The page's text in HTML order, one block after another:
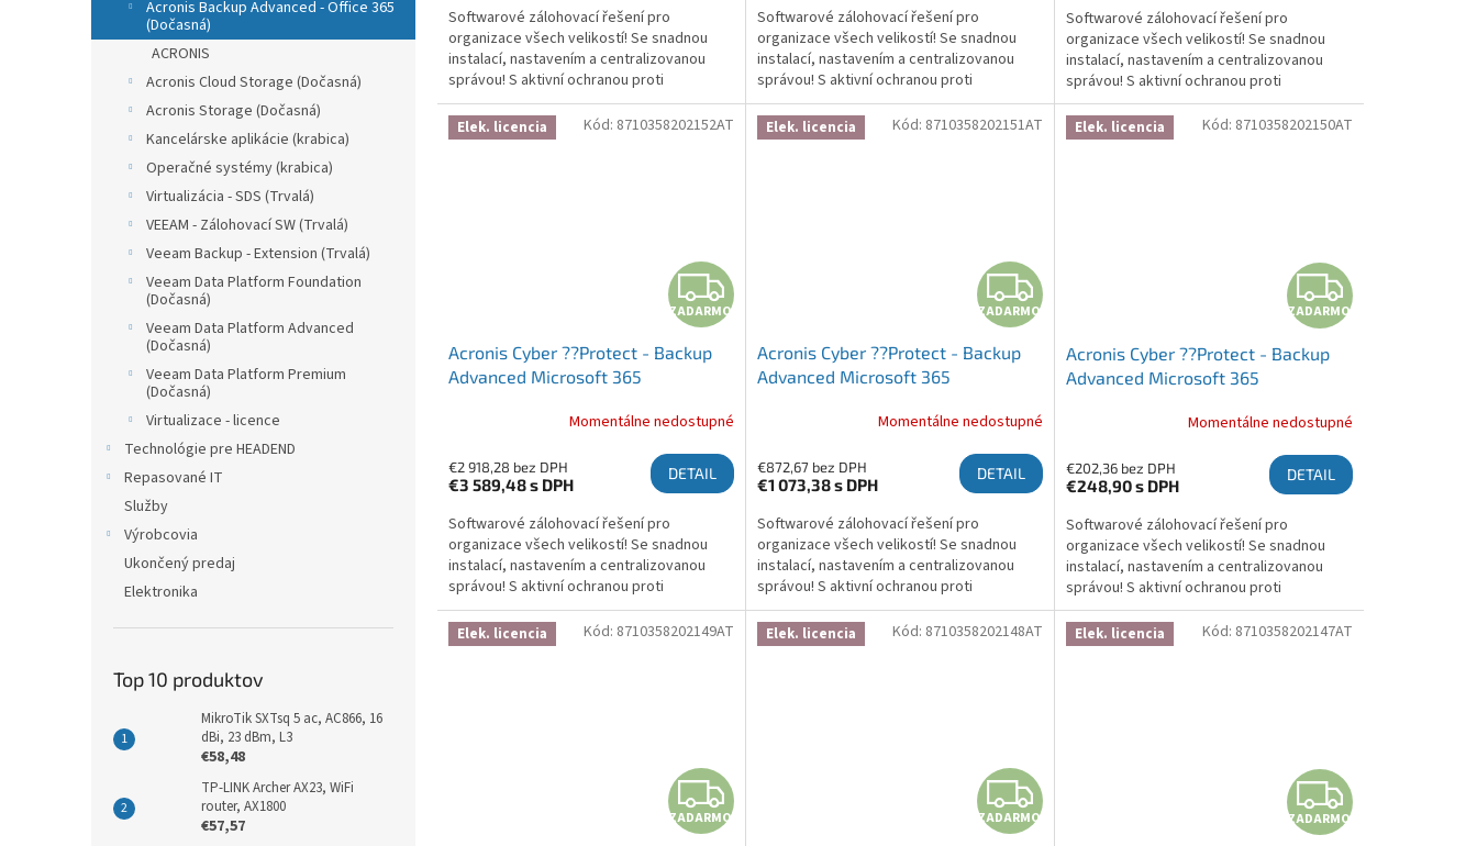
Acronis Backup Advanced - Office 365
(Dočasná)
ACRONIS
Acronis Cloud Storage (Dočasná)
Acronis Storage (Dočasná)
Kancelárske aplikácie (krabica)
Operačné systémy (krabica)
Virtualizácia - SDS (Trvalá)
VEEAM - Zálohovací SW (Trvalá)
Veeam Backup - Extension (Trvalá)
Veeam Data Platform Foundation
(Dočasná)
Veeam Data Platform Advanced
(Dočasná)
Veeam Data Platform Premium
(Dočasná)
Virtualizace - licence
Technológie pre HEADEND
Repasované IT
Služby
Výrobcovia
Ukončený predaj
Elektronika
Top 10 produktov
MikroTik SXTsq 5 ac, AC866, 16
dBi, 23 dBm, L3
€58,48
TP-LINK Archer AX23, WiFi
router, AX1800
€57,57
Softwarové zálohovací řešení pro
organizace všech velikostí! Se snadnou
instalací, nastavením a centralizovanou
správou! S aktivní ochranou proti
ransomwaru, která chrání zálohy a brání
šifrování! Více informací zde:...
Softwarové zálohovací řešení pro
organizace všech velikostí! Se snadnou
instalací, nastavením a centralizovanou
správou! S aktivní ochranou proti
ransomwaru, která chrání zálohy a brání
šifrování! Více informací zde:...
Softwarové zálohovací řešení pro
organizace všech velikostí! Se snadnou
instalací, nastavením a centralizovanou
správou! S aktivní ochranou proti
ransomwaru, která chrání zálohy a brání
šifrování! Více informací zde:...
Elek. licencia
ZADARMO
ZADARMO
Acronis Cyber ??Protect - Backup
Advanced Microsoft 365
Momentálne nedostupné
€2 918,28 bez DPH
€3 589,48s DPH
DETAIL
Softwarové zálohovací řešení pro
organizace všech velikostí! Se snadnou
instalací, nastavením a centralizovanou
správou! S aktivní ochranou proti
ransomwaru, která chrání zálohy a brání
šifrování! Více informací zde:...
Kód: 8710358202152AT Elek. licencia
ZADARMO
ZADARMO
Acronis Cyber ??Protect - Backup
Advanced Microsoft 365
Momentálne nedostupné
€872,67 bez DPH
€1 073,38s DPH
DETAIL
Softwarové zálohovací řešení pro
organizace všech velikostí! Se snadnou
instalací, nastavením a centralizovanou
správou! S aktivní ochranou proti
ransomwaru, která chrání zálohy a brání
šifrování! Více informací zde:...
Kód: 8710358202151AT Elek. licencia
ZADARMO
Acronis Cyber ??Protect - Backup
Advanced Microsoft 365
Momentálne nedostupné
€202,36 bez DPH
€248,90s DPH
DETAIL
Softwarové zálohovací řešení pro
organizace všech velikostí! Se snadnou
instalací, nastavením a centralizovanou
správou! S aktivní ochranou proti
ransomwaru, která chrání zálohy a brání
šifrování! Více informací zde:...
Kód: 8710358202150AT
Elek. licencia
ZADARMO
ZADARMO
Kód: 8710358202149AT Elek. licencia
ZADARMO
ZADARMO
Kód: 8710358202148AT Elek. licencia
ZADARMO
Kód: 8710358202147AT